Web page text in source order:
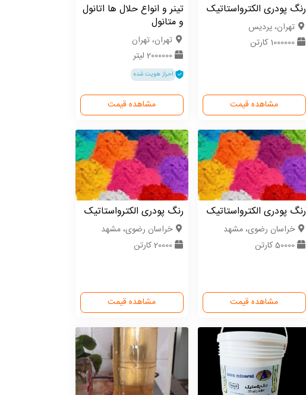
رنگ پودری الکترواستاتیک
تهران، پردیس
1000000 کارتن
مشاهده قیمت
تینر و انواع حلال ها اتانول
و متانول
تهران، تهران
2000000 لیتر
احراز هویت شده
مشاهده قیمت
رنگ پودری الکترواستاتیک
خراسان رضوی، مشهد
50000 کارتن
مشاهده قیمت
رنگ پودری الکترواستاتیک
خراسان رضوی، مشهد
20000 کارتن
مشاهده قیمت